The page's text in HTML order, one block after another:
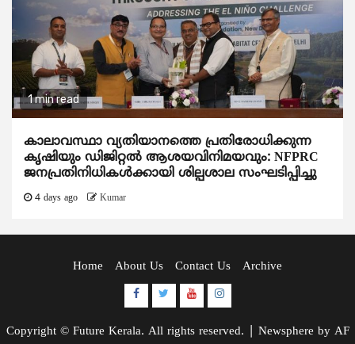
1 min read
കാലാവസ്ഥാ വ്യതിയാനത്തെ പ്രതിരോധിക്കുന്ന
കൃഷിയും ഡിജിറ്റൽ ആശയവിനിമയവും: NFPRC
ജനപ്രതിനിധികൾക്കായി ശില്പശാല സംഘടിപ്പിച്ചു
4 days ago Kumar
Home About Us Contact Us Archive
Facebook
TwitterYoutubeInstagram
Copyright © Future Kerala. All rights reserved. Newsphere by AF